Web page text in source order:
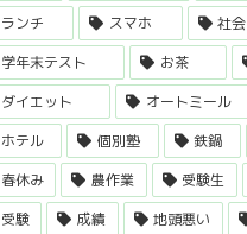
ランチ
スマホ 社会
学年末テスト
お茶
ダイエット
オートミール
ホテル
個別塾 鉄鍋
春休み
農作業 受験生
受験
成績 地頭悪い